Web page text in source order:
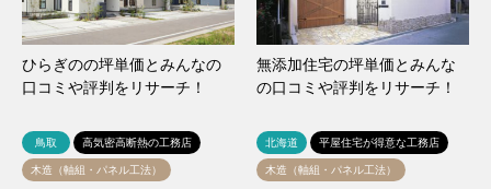
ひらぎのの坪単価とみんなの
口コミや評判をリサーチ！
鳥取 高気密高断熱の工務店
木造（軸組・パネル工法）
無添加住宅の坪単価とみんな
の口コミや評判をリサーチ！
北海道 平屋住宅が得意な工務店
木造（軸組・パネル工法）